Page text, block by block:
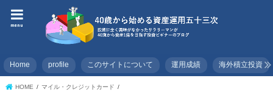
menu
Home profile このサイトについて 運用成績 海外積立投資
HOME
マイル・クレジットカード